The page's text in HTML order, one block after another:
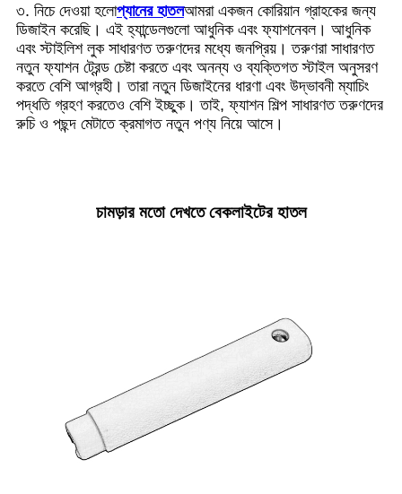
৩. নিচে দেওয়া হলোপ্যানের হাতলআমরা একজন কোরিয়ান গ্রাহকের জন্য
ডিজাইন করেছি। এই হ্যান্ডেলগুলো আধুনিক এবং ফ্যাশনেবল। আধুনিক
এবং স্টাইলিশ লুক সাধারণত তরুণদের মধ্যে জনপ্রিয়। তরুণরা সাধারণত
নতুন ফ্যাশন ট্রেন্ড চেষ্টা করতে এবং অনন্য ও ব্যক্তিগত স্টাইল অনুসরণ
করতে বেশি আগ্রহী। তারা নতুন ডিজাইনের ধারণা এবং উদ্ভাবনী ম্যাচিং
পদ্ধতি গ্রহণ করতেও বেশি ইচ্ছুক। তাই, ফ্যাশন শিল্প সাধারণত তরুণদের
রুচি ও পছন্দ মেটাতে ক্রমাগত নতুন পণ্য নিয়ে আসে।
চামড়ার মতো দেখতে বেকলাইটের হাতল